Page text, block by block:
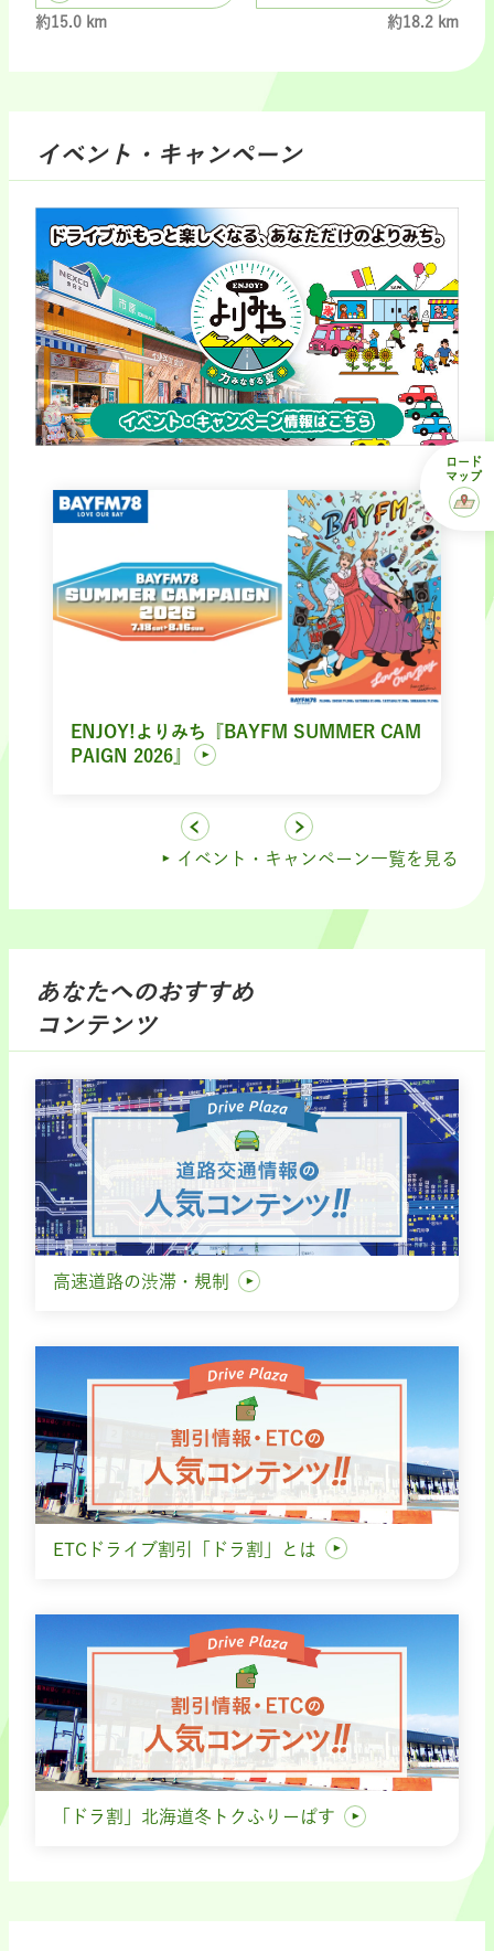
約15.0 km 約18.2 km
イベント・キャンペーン
ENJOY!よりみち『BAYFM SUMMER CAM
PAIGN 2026』
イベント・キャンペーン一覧を見る
あなたへのおすすめ
コンテンツ
高速道路の渋滞・規制
ETCドライブ割引「ドラ割」とは
「ドラ割」北海道冬トクふりーぱす
ロード
マップ